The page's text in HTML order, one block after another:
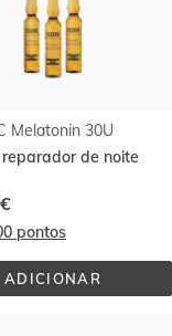
Melatonin 30U
reparador de noite
pontos
ADICIONAR
FLAVO-